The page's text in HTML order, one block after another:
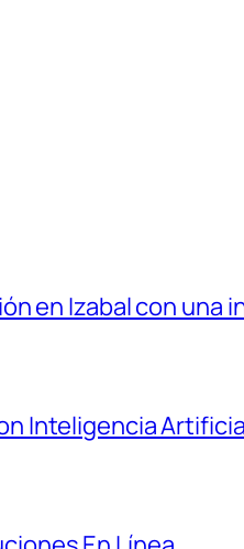
en Izabal con
Inteligencia